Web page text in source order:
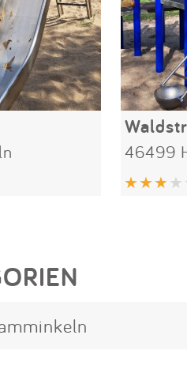
46499